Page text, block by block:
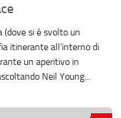
(dove si è svolto un
itinerante all’interno di
un aperitivo in
Neil Young...